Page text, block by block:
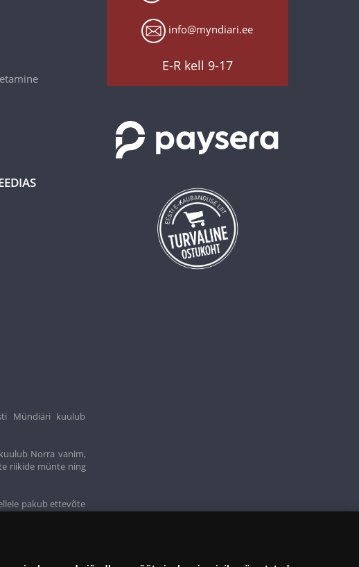
info@myndiari.ee
E-R kell 9-17
Mündiäri kuulub
Norra vanim,
riikide münte ning
pakub ettevõte